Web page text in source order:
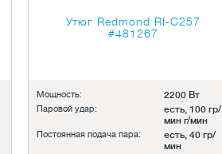
Утюг Redmond RI-C257
#481267
Мощность: 2200 Вт
Паровой удар:
есть, 100 гр/
мин г/мин
Постоянная подача пара:
есть, 40 гр/
мин